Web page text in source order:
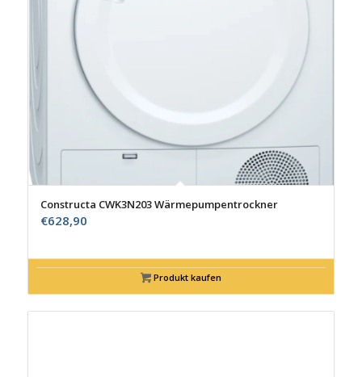
Constructa CWK3N203 Wärmepumpentrockner
€628,90
Produkt kaufen